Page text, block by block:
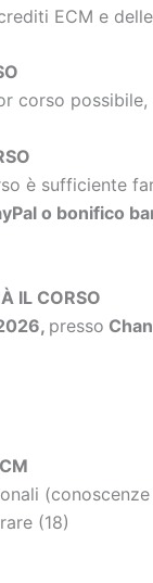
ECM e delle
corso
è sufficiente
o bonifico
IL CORSO
presso
(18)